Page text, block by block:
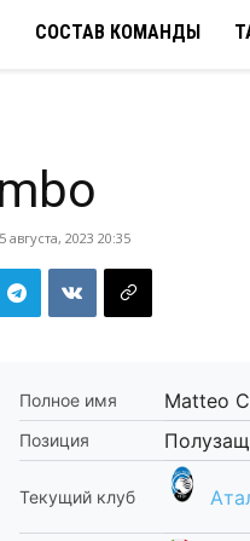
СОСТАВ КОМАНДЫ
августа, 2023 20:35
Полное имя Matteo
Позиция
Текущий клуб